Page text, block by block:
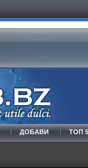
ДОБАВИ ТОП